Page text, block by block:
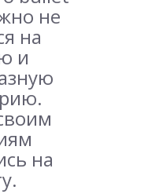
не
на
и
на